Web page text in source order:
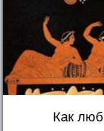
Как